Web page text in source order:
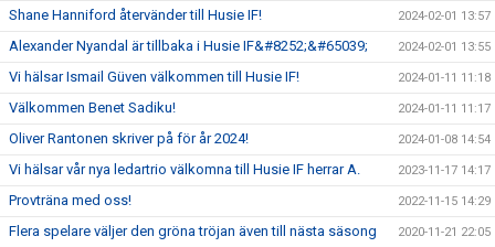
Shane Hanniford återvänder till Husie IF! 2024-02-01 13:57
Alexander Nyandal är tillbaka i Husie IF&#8252;&#65039; 2024-02-01 13:55
Vi hälsar Ismail Güven välkommen till Husie IF! 2024-01-11 11:18
Välkommen Benet Sadiku! 2024-01-11 11:17
Oliver Rantonen skriver på för år 2024! 2024-01-08 14:54
Vi hälsar vår nya ledartrio välkomna till Husie IF herrar A. 2023-11-17 14:17
Provträna med oss! 2022-11-15 14:29
Flera spelare väljer den gröna tröjan även till nästa säsong 2020-11-21 22:05